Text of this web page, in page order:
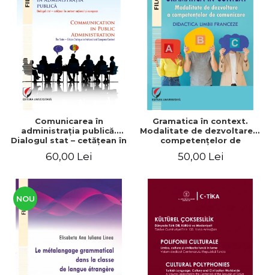
Comunicarea în
administraţia publică.
Dialogul stat – cetăţean în
european / Communication
The state-citizen dialogue
in national and European
context
60,00 Lei
Gramatica în context.
Modalitate de dezvoltare a
competenţelor de
limbii franceze
50,00 Lei
NOU